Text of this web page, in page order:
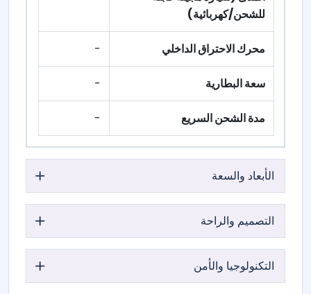
للشحن/كهربائية)
محرك الاحتراق الداخلي -
سعة البطارية -
مدة الشحن السريع -
الأبعاد والسعة
التصميم والراحة
التكنولوجيا والأمن